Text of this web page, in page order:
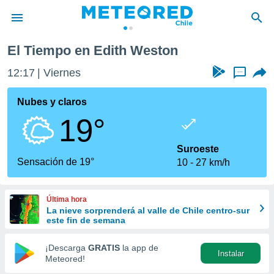
de
por
que se
calidad.
a este
las
y
forma
digital
basada
El Tiempo en Edith Weston
12:17 Viernes ...
Nubes y claros
19°
Sensación de 19°
Suroeste
10
27 km/h
Última hora
La nieve sorprenderá al valle de Chile centro-sur
este fin de semana
¡Descarga GRATIS la app de
Meteored!
Instalar